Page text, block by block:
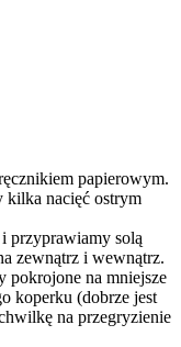
papierowym.
kilka nacięć ostrym
przyprawiamy solą
zewnątrz i wewnątrz.
pokrojone na mniejsze
koperku (dobrze jest
na przegryzienie